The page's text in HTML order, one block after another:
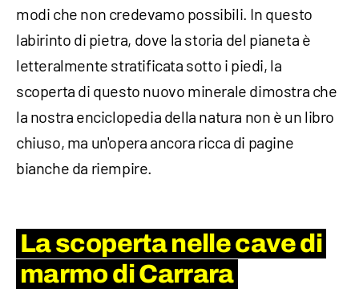
modi che non credevamo possibili. In questo
labirinto di pietra, dove la storia del pianeta è
letteralmente stratificata sotto i piedi, la
scoperta di questo nuovo minerale dimostra che
la nostra enciclopedia della natura non è un libro
chiuso, ma un'opera ancora ricca di pagine
bianche da riempire.
La scoperta nelle cave di
marmo di Carrara